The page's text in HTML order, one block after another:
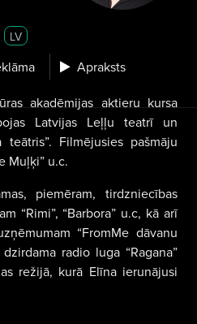
LV
Apraksts
akadēmijas aktieru kursa
Latvijas Leļļu teatrī un
Filmējusies pašmāju
Muļķi” u.c.
piemēram, tirdzniecības
“Rimi”, “Barbora” u.c, kā arī
“FromMe dāvanu
radio luga “Ragana”
režijā, kurā Elīna ierunājusi